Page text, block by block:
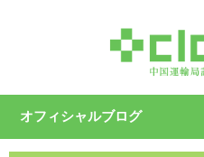
オフィシャルブログ